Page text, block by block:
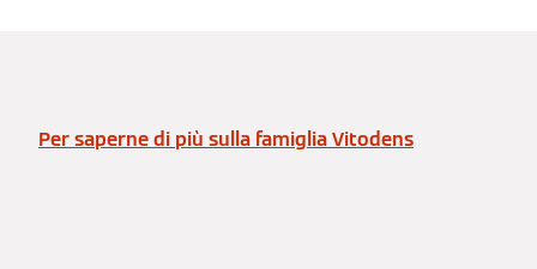
Per saperne di più sulla famiglia Vitodens